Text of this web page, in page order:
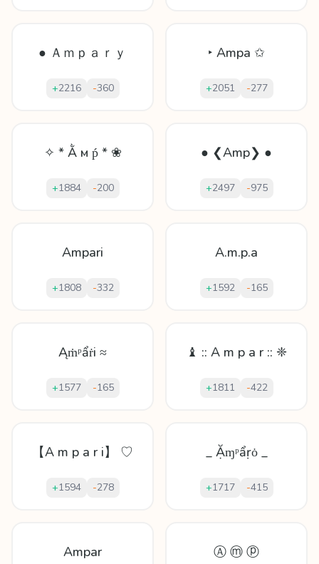
● Ａｍｐａｒｙ
+2216 -360
‣ Ampa ✩
+2051 -277
✧ * Ằ м ṕ * ❀
+1884 -200
● ❮Amp❯ ●
+2497 -975
Ampari
+1808 -332
A.m.p.a
+1592 -165
Ąṁᵖẩṙi ≈
+1577 -165
♝ :: A m p a r :: ❈
+1811 -422
【A m p a r i】 ♡
+1594 -278
_ Ặɱᵖẩṛȯ _
+1717 -415
Ampar Ⓐ ⓜ ⓟ